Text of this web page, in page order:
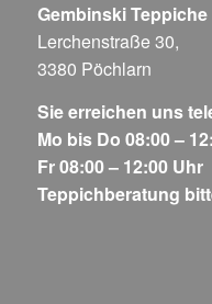
Gembinski Teppiche
Lerchenstraße 30,
3380 Pöchlarn
Sie erreichen uns
Mo bis Do 08:00 –
Fr 08:00 – 12:00 Uhr
Teppichberatung